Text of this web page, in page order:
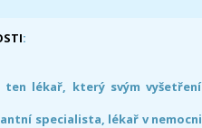
:
ten lékař, který svým
specialista, lékař v